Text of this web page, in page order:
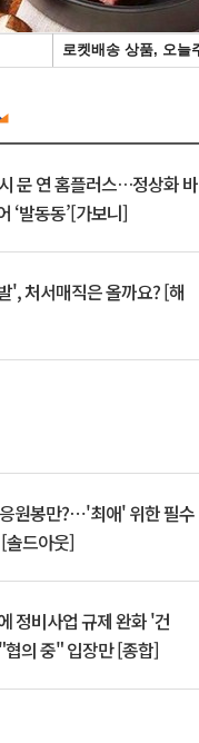
문 연 홈플러스…정상화 바
‘발동동’[가보니]
', 처서매직은 올까요? [해
원봉만?⋯'최애' 위한 필수
솔드아웃]
정비사업 규제 완화 '건
의 중" 입장만 [종합]